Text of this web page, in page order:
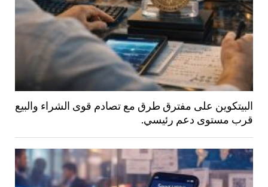
البيتكوين على مفترق طرق مع تصادم قوى الشراء والبيع
قرب مستوى دعم رئيسي.